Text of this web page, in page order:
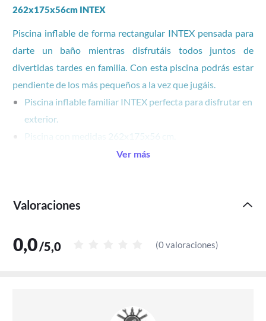
262x175x56cm INTEX
Piscina inflable de forma rectangular INTEX pensada para
darte un baño mientras disfrutáis todos juntos de
divertidas tardes en familia. Con esta piscina podrás estar
pendiente de los más pequeños a la vez que jugáis.
Piscina inflable familiar INTEX perfecta para disfrutar en
exterior.
Piscina con medidas 262x175x56 cm.
Capacidad para 770 litros de agua y el baño de 3 niños.
Material resistente de vinilo con grosor 0,30 mm.
Se recomienda llenarla hasta una altura de 36 cm.
Peso de carga: 10,6 kg.
siempre bajo vigilancia de un adulto.
Ver más
Valoraciones
0,0/5,0 (0 valoraciones)